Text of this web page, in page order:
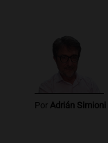
Audio.
que
según
Episodios
Por Adrián Simioni